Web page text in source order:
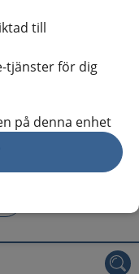
till
tjänster för dig
på denna enhet
regionalt innehåll
din region.